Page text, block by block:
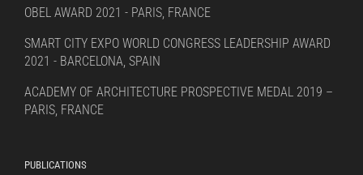
OBEL AWARD 2021 - PARIS, FRANCE
SMART CITY EXPO WORLD CONGRESS LEADERSHIP AWARD
2021 - BARCELONA, SPAIN
ACADEMY OF ARCHITECTURE PROSPECTIVE MEDAL 2019 –
PARIS, FRANCE
PUBLICATIONS